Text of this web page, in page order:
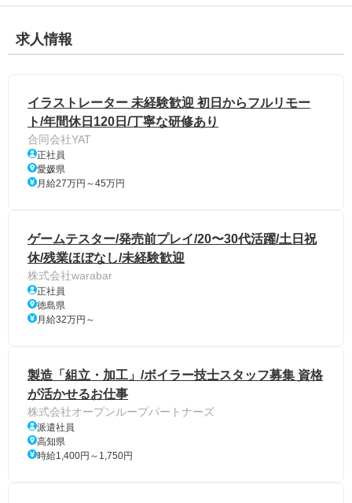
求人情報
イラストレーター 未経験歓迎 初日からフルリモー
ト/年間休日120日/丁寧な研修あり
合同会社YAT
正社員
愛媛県
月給27万円～45万円
ゲームテスター/発売前プレイ/20〜30代活躍/土日祝
休/残業ほぼなし/未経験歓迎
株式会社warabar
正社員
徳島県
月給32万円～
製造「組立・加工」/ボイラー技士スタッフ募集 資格
が活かせるお仕事
株式会社オープンループパートナーズ
派遣社員
高知県
時給1,400円～1,750円